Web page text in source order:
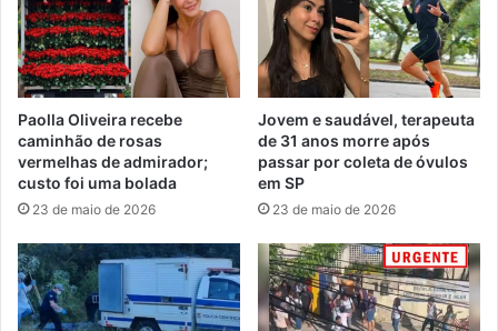
Paolla Oliveira recebe
caminhão de rosas
vermelhas de admirador;
custo foi uma bolada
23 de maio de 2026
Jovem e saudável, terapeuta
de 31 anos morre após
passar por coleta de óvulos
em SP
23 de maio de 2026